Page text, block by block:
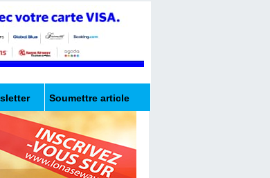
Soumettre article